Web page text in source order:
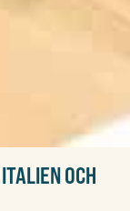
OCH